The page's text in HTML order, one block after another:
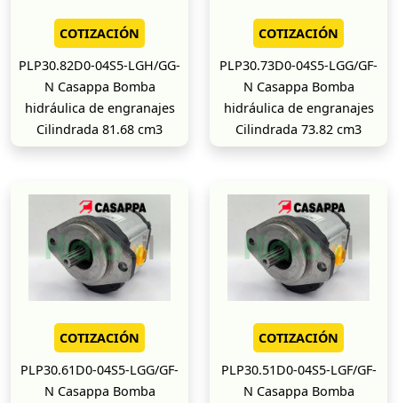
COTIZACIÓN
PLP30.82D0-04S5-LGH/GG-
N Casappa Bomba
hidráulica de engranajes
Cilindrada 81.68 cm3
COTIZACIÓN
PLP30.73D0-04S5-LGG/GF-
N Casappa Bomba
hidráulica de engranajes
Cilindrada 73.82 cm3
COTIZACIÓN
PLP30.61D0-04S5-LGG/GF-
N Casappa Bomba
COTIZACIÓN
PLP30.51D0-04S5-LGF/GF-
N Casappa Bomba